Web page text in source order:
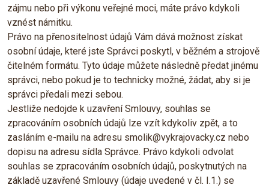
zájmu nebo při výkonu veřejné moci, máte právo kdykoli
vznést námitku.
Právo na přenositelnost údajů Vám dává možnost získat
osobní údaje, které jste Správci poskytl, v běžném a strojově
čitelném formátu. Tyto údaje můžete následně předat jinému
správci, nebo pokud je to technicky možné, žádat, aby si je
správci předali mezi sebou.
Jestliže nedojde k uzavření Smlouvy, souhlas se
zpracováním osobních údajů lze vzít kdykoliv zpět, a to
zasláním e-mailu na adresu smolik@vykrajovacky.cz nebo
dopisu na adresu sídla Správce. Právo kdykoli odvolat
souhlas se zpracováním osobních údajů, poskytnutých na
základě uzavřené Smlouvy (údaje uvedené v čl. I.1.) se